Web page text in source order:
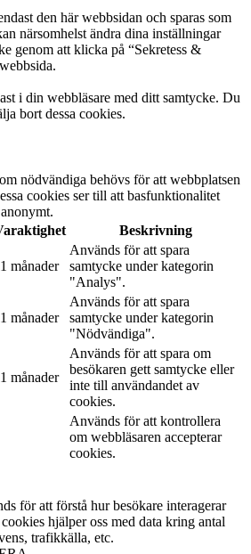
den här webbsidan och sparas som
närsomhelst ändra dina inställningar
genom att klicka på “Sekretess &
i din webbläsare med ditt samtycke. Du
bort dessa cookies.
nödvändiga behövs för att webbplatsen
cookies ser till att basfunktionalitet
Beskrivning
månader
Används för att spara
samtycke under kategorin
"Analys".
månader
Används för att spara
samtycke under kategorin
"Nödvändiga".
månader
Används för att spara om
besökaren gett samtycke eller
inte till användandet av
cookies.
Används för att kontrollera
om webbläsaren accepterar
cookies.
för att förstå hur besökare interagerar
hjälper oss med data kring antal
trafikkälla, etc.